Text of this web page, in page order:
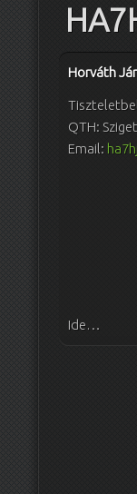
Horváth
QTH:
Email:
Ide…